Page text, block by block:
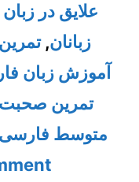
علایق در
زبانان,
آموزش زبان
تمرین
متوسط فارسی